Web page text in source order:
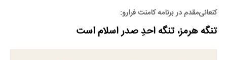
کنعانی‌مقدم در برنامه کامنت فرارو:
تنگه هرمز، تنگه احدِ صدر اسلام است